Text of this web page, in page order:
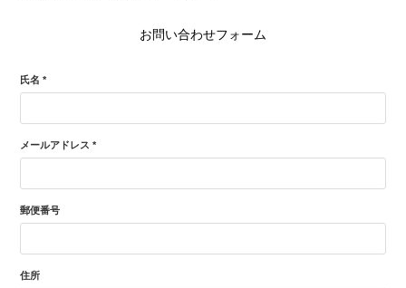
お問い合わせフォーム
氏名 *
メールアドレス *
郵便番号
住所